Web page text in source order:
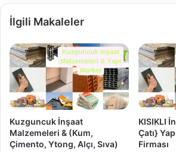
İlgili Makaleler
Kuzguncuk İnşaat
Malzemeleri & (Kum,
Çimento, Ytong, Alçı, Sıva)
KISIKLI
Çatı}
Firması